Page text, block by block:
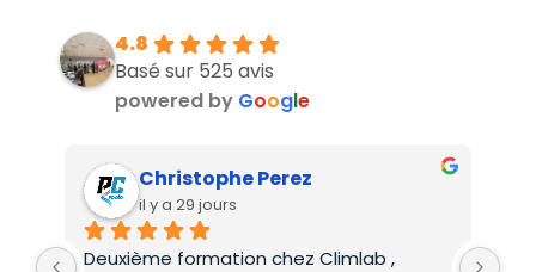
4.8
Basé sur 525 avis
powered by Google
Christophe Perez
il y a 29 jours
Deuxième formation chez Climlab ,